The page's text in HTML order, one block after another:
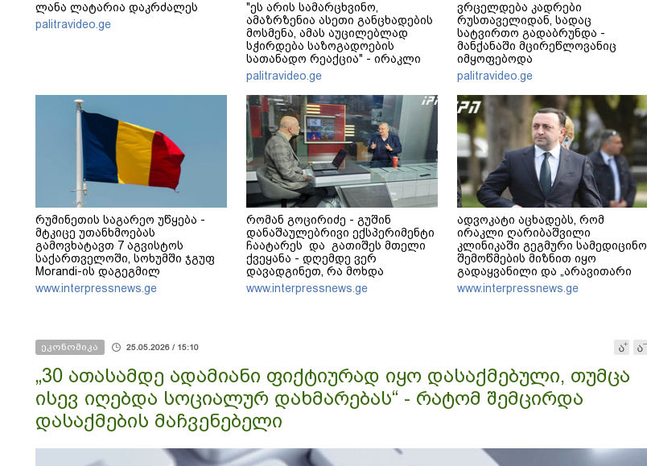
ლანა ლატარია დაკრძალეს
palitravideo.ge
"ეს არის სამარცხვინო,
ამაზრზენია ასეთი განცხადების
მოსმენა, ამას აუცილებლად
სჭირდება საზოგადოების
სათანადო რეაქცია" - ირაკლი
კობახიძე
palitravideo.ge
ვრცელდება კადრები
რუსთაველიდან, სადაც
სატვირთო გადაბრუნდა -
მანქანაში მცირეწლოვანიც
იმყოფებოდა
palitravideo.ge
რუმინეთის საგარეო უწყება -
მტკიცე უთანხმოებას
გამოვხატავთ 7 აგვისტოს
საქართველოში, სოხუმში ჯგუფ
Morandi-ის დაგეგმილ
გამოსვლასთან დაკავშირებით -
მტკიცედ ვადასტურებთ ურყევ
მიმართ
www.interpressnews.ge
რომან გოცირიძე - გუშინ
დანაშაულებრივი ექსპერიმენტი
ჩაატარეს და გათიშეს მთელი
ქვეყანა - დღემდე ვერ
დავადგინეთ, რა მოხდა
ელექტროენერგიის პირველი
გამორთვისას - როგორ
www.interpressnews.ge
ადვოკატი აცხადებს, რომ
ირაკლი ღარიბაშვილი
კლინიკაში გეგმური სამედიცინო
შემოწმების მიზნით იყო
გადაყვანილი და „არავითარი
საპანიკო“ არ ყოფილა
www.interpressnews.ge
ეკონომიკა 25.05.2026 / 15:10
„30 ათასამდე ადამიანი ფიქტიურად იყო დასაქმებული, თუმცა
ისევ იღებდა სოციალურ დახმარებას“ - რატომ შემცირდა
დასაქმების მაჩვენებელი